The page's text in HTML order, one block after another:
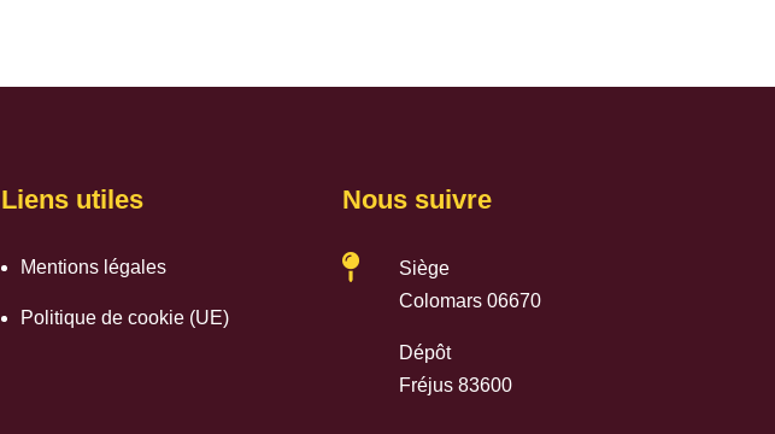
Liens utiles
Mentions légales
Politique de cookie (UE)
Nous suivre

Siège
Colomars 06670
Dépôt
Fréjus 83600